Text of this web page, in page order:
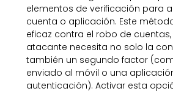
elementos de verificación para
cuenta o aplicación. Este
eficaz contra el robo de
atacante necesita no solo la
también un segundo factor
enviado al móvil o una
autenticación). Activar esta